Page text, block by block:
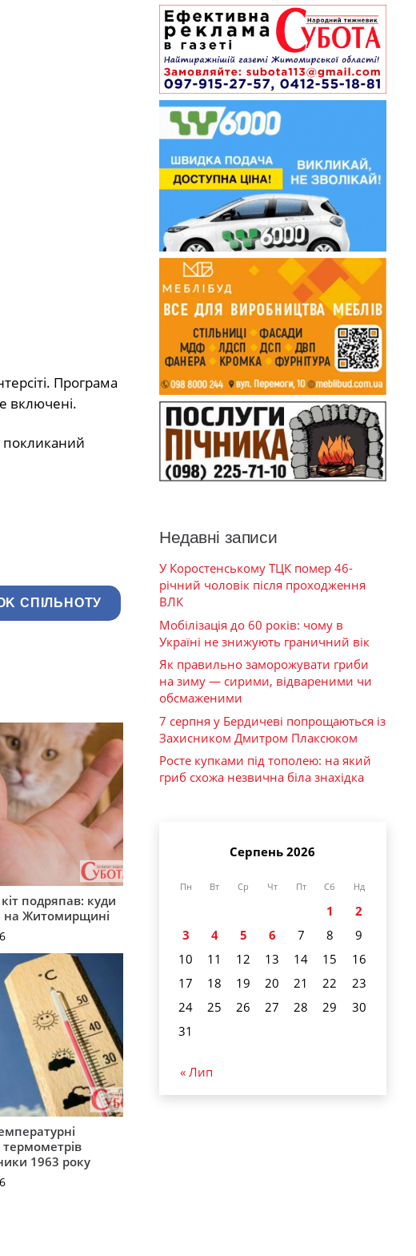
Програма
включені.
покликаний
СПІЛЬНОТУ
подряпав: куди
на Житомирщині
1963 року
Недавні записи
У Коростенському ТЦК помер 46-
річний чоловік після проходження
ВЛК
Мобілізація до 60 років: чому в
Україні не знижують граничний вік
Як правильно заморожувати гриби
на зиму — сирими, відвареними чи
обсмаженими
7 серпня у Бердичеві попрощаються із
Захисником Дмитром Плаксюком
Росте купками під тополею: на який
гриб схожа незвична біла знахідка
Серпень 2026
Пн Вт Ср Чт Пт Сб Нд
1
2
3
4 5 6 7 8
9
10
11 12 13 14 15
16
17
18 19 20 21 22
23
24
25 26 27 28 29
30
31
« Лип